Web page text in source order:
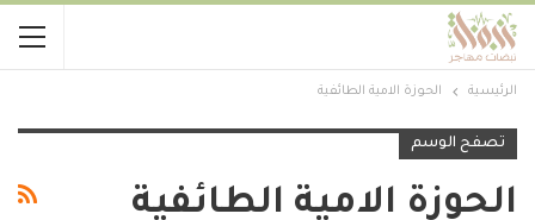
الرئيسية الحوزة الامية الطائفية
تصفح الوسم
الحوزة الامية الطائفية